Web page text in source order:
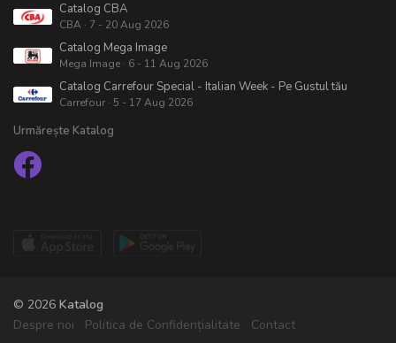
Catalog CBA
CBA · 7 - 20 Aug 2026
Catalog Mega Image
Mega Image · 6 - 11 Aug 2026
Catalog Carrefour Special - Italian Week - Pe Gustul tău
Carrefour · 5 - 17 Aug 2026
Urmărește Katalog
© 2026 Katalog
Despre noi
Politica de Confidențialitate Contact